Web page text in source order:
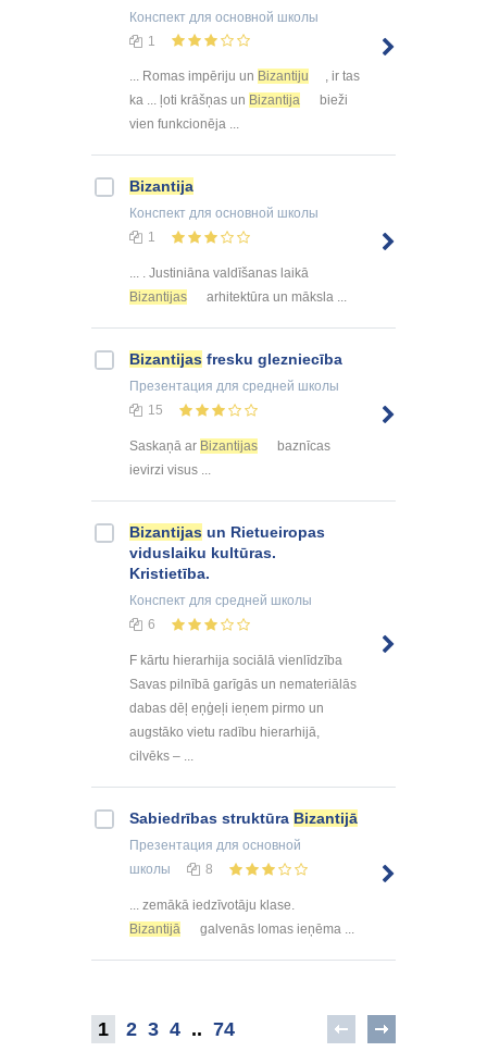
Конспект для основной школы
1
... Romas impēriju un Bizantiju
, ir tas
ka ... ļoti krāšņas un Bizantija
bieži
vien funkcionēja ...
Bizantija
Конспект для основной школы
1
... . Justiniāna valdīšanas laikā
Bizantijas
arhitektūra un māksla ...
Bizantijas fresku glezniecība
Презентация для средней школы
15
Saskaņā ar Bizantijas
baznīcas
ievirzi visus ...
Bizantijas un Rietueiropas
viduslaiku kultūras.
Kristietība.
Конспект для средней школы
6
F kārtu hierarhija sociālā vienlīdzība
Savas pilnībā garīgās un nemateriālās
dabas dēļ eņģeļi ieņem pirmo un
augstāko vietu radību hierarhijā,
cilvēks – ...
Sabiedrības struktūra Bizantijā
Презентация для основной
школы
8
... zemākā iedzīvotāju klase.
Bizantijā
galvenās lomas ieņēma ...
1 2 3 4 .. 74